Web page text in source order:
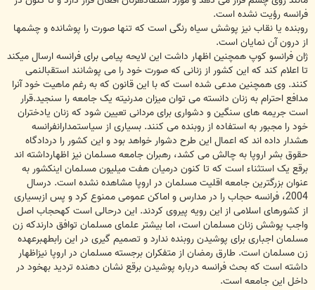
فرانسه رؤیت نشده است.
روبنده یا نقاب نیز پوشش سیاه رنگی است که تنها صورت را پوشانده و چشمها
از درون آن نمایان است.
ژان فرانسو کوپ همچنین اظهار داشت این لایحه پیامی برای فرانسه ارسال میکند
تا اعلام کند که این کشور از زنانی که صورت خود را می پوشانند استقبالنمی
کنند. وی همچنین مدعی شده است که با این قانون که به رغم ماهیت خود آنرا
مدافع احترام به زنان دانسته می توان میزان مدرنیته یک جامعه را سنجید.قرار
است جریمه های سنگین و دشواری برای مردانی تعیین شود که زنان یادختران
خود را مجبور به استفاده از روبنده می کنند. بسیاری از سیاستمدارانفرانسه
هشدار داده اند که اعمال این طرح دشوار خواهد بود و این کشور را دردادگاه
حقوق بشر اروپا به چالش می کشد، رهبران جامعه مسلمان نیز اظهارداشته اند
برقع یک استثناء است که تا کنون درمیان هفت میلیون مسلمان اینکشور به
عنوان بزرگترین جامعه اقلیت مسلمان در اروپا مشاهده نشده است. درسال
2004، فرانسه حجاب را در مدارس و اماکن عمومی ممنوع کرد و پس ازبسیاری
از کشورهای اسلامی از این رویه پیروی کردند. این درحالی است کهحجاب اصل
واجب پوشش زنان مسلمان است، اما بیشتر علمای مسلمان توافق دارندکه زن
مسلمان اجباری برای پوشیدن روبنده ندارد و تصمیم گیری در این رابطهبرعهده
زن مسلمان است. طارق رمضان از متفکران برجسته مسلمان در اروپا نیزاظهار
داشته است که بحث فرانسه درباره پوشیدن برقع نشان دهنده تردید بهخود در
داخل این جامعه است.